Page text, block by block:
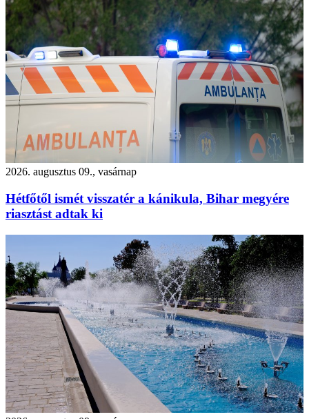
2026. augusztus 09., vasárnap
Hétfőtől ismét visszatér a kánikula, Bihar megyére
riasztást adtak ki